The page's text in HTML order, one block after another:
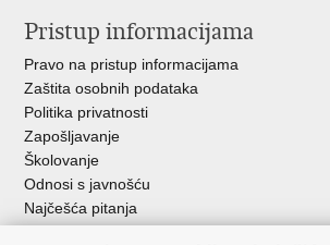
Pristup informacijama
Pravo na pristup informacijama
Zaštita osobnih podataka
Politika privatnosti
Zapošljavanje
Školovanje
Odnosi s javnošću
Najčešća pitanja